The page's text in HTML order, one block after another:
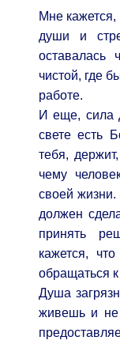
Мне кажется,
души и
оставалась
чистой, где
работе.
И еще, сила
свете есть
тебя,
чему
своей
должен
принять
кажется,
обращаться
Душа
живешь и не